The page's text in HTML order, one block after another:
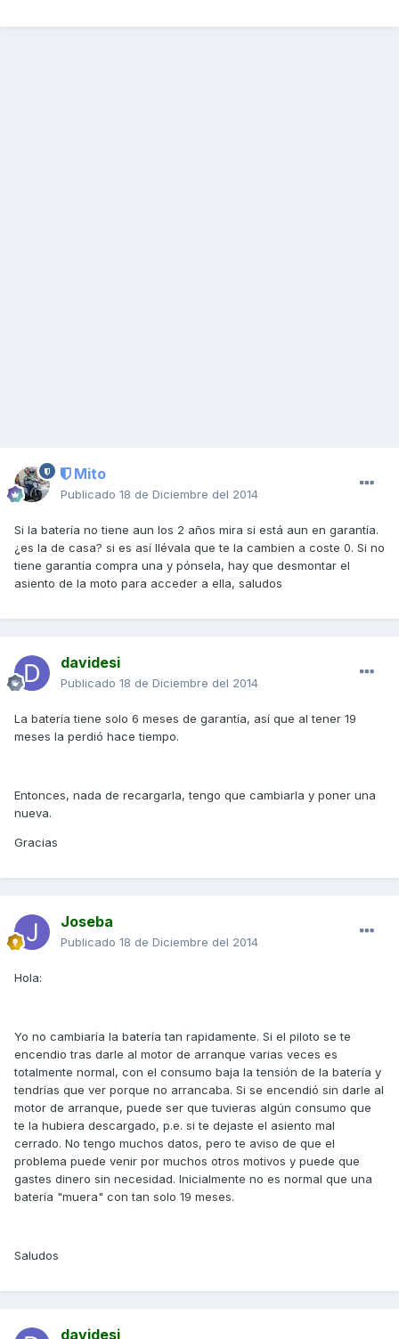
Mito
Publicado 18 de Diciembre del 2014
Si la batería no tiene aun los 2 años mira si está aun en garantía.
¿es la de casa? si es así llévala que te la cambien a coste 0. Si no
tiene garantía compra una y pónsela, hay que desmontar el
asiento de la moto para acceder a ella, saludos
davidesi
Publicado 18 de Diciembre del 2014
La batería tiene solo 6 meses de garantía, así que al tener 19
meses la perdió hace tiempo.
Entonces, nada de recargarla, tengo que cambiarla y poner una
nueva.
Gracias
Joseba
Publicado 18 de Diciembre del 2014
Hola:
Yo no cambiaría la batería tan rapidamente. Si el piloto se te
encendio tras darle al motor de arranque varias veces es
totalmente normal, con el consumo baja la tensión de la batería y
tendrías que ver porque no arrancaba. Si se encendió sin darle al
motor de arranque, puede ser que tuvieras algún consumo que
te la hubiera descargado, p.e. si te dejaste el asiento mal
cerrado. No tengo muchos datos, pero te aviso de que el
problema puede venir por muchos otros motivos y puede que
gastes dinero sin necesidad. Inicialmente no es normal que una
batería "muera" con tan solo 19 meses.
Saludos
davidesi